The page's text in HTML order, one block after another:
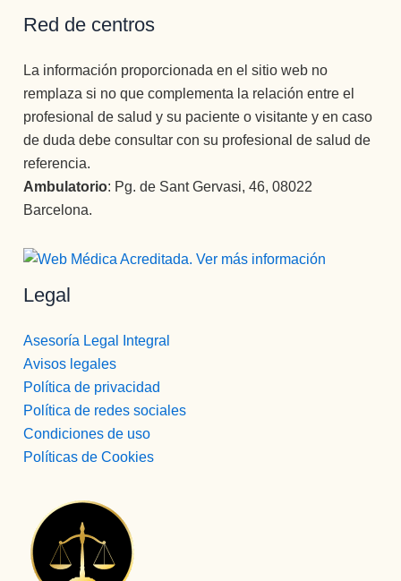
Red de centros
La información proporcionada en el sitio web no
remplaza si no que complementa la relación entre el
profesional de salud y su paciente o visitante y en caso
de duda debe consultar con su profesional de salud de
referencia.
Ambulatorio: Pg. de Sant Gervasi, 46, 08022
Barcelona.
Legal
Asesoría Legal Integral
Avisos legales
Política de privacidad
Política de redes sociales
Condiciones de uso
Políticas de Cookies